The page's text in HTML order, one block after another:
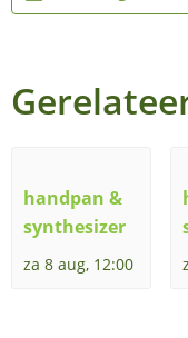
handpan &
synthesizer
za 8 aug, 12:00